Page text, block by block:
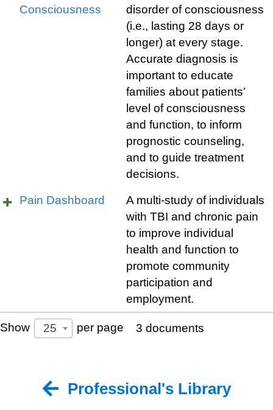
Consciousness
disorder of consciousness
(i.e., lasting 28 days or
longer) at every stage.
Accurate diagnosis is
important to educate
families about patients’
level of consciousness
and function, to inform
prognostic counseling,
and to guide treatment
decisions.
Pain Dashboard
A multi-study of individuals
with TBI and chronic pain
to improve individual
health and function to
promote community
participation and
employment.
Show 25 per page 3 documents
Back to Professional's Library
Professional's Library